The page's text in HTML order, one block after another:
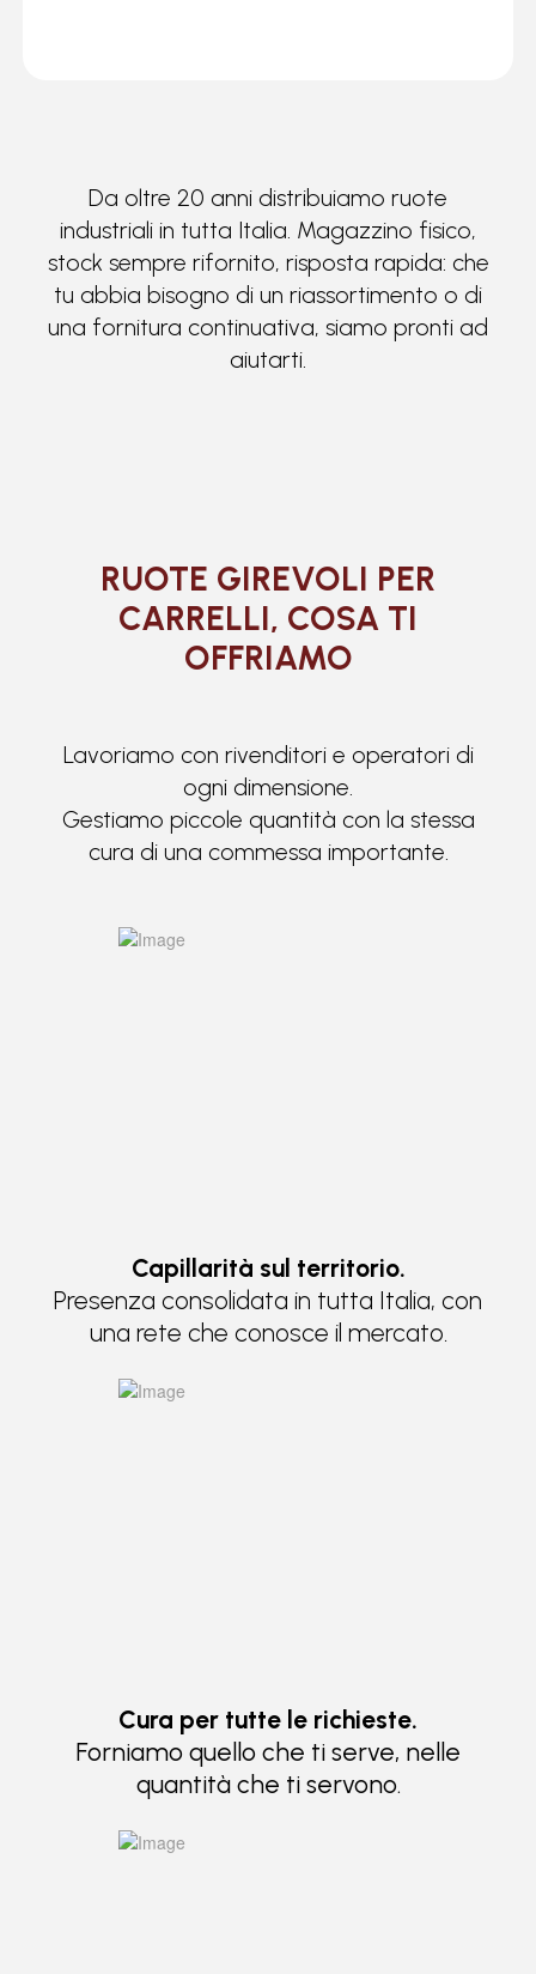
Da oltre 20 anni distribuiamo ruote
industriali in tutta Italia. Magazzino fisico,
stock sempre rifornito, risposta rapida: che
tu abbia bisogno di un riassortimento o di
una fornitura continuativa, siamo pronti ad
aiutarti.
RUOTE GIREVOLI PER
CARRELLI, COSA TI
OFFRIAMO
Lavoriamo con rivenditori e operatori di
ogni dimensione.
Gestiamo piccole quantità con la stessa
cura di una commessa importante.
Capillarità sul territorio.
Presenza consolidata in tutta Italia, con
una rete che conosce il mercato.
Cura per tutte le richieste.
Forniamo quello che ti serve, nelle
quantità che ti servono.